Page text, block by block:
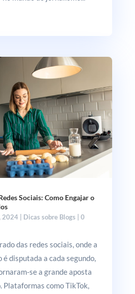
Sociais: Como Engajar o
2024| Dicas sobre Blogs | 0
das redes sociais, onde a
disputada a cada segundo,
se a grande aposta
Plataformas como TikTok,